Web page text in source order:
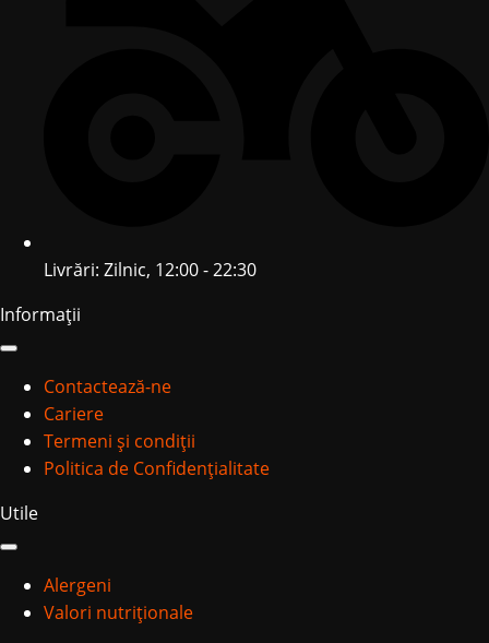
Livrări: Zilnic, 12:00 - 22:30
Informații
Contactează-ne
Cariere
Termeni și condiții
Politica de Confidențialitate
Utile
Alergeni
Valori nutriționale